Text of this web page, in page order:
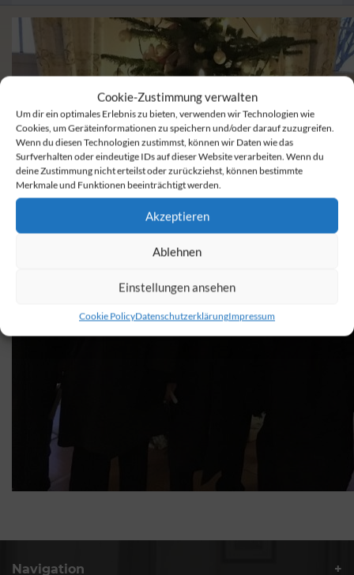
Cookie-Zustimmung verwalten
Um dir ein optimales Erlebnis zu bieten, verwenden wir Technologien wie
Cookies, um Geräteinformationen zu speichern und/oder darauf zuzugreifen.
Wenn du diesen Technologien zustimmst, können wir Daten wie das
Surfverhalten oder eindeutige IDs auf dieser Website verarbeiten. Wenn du
deine Zustimmung nicht erteilst oder zurückziehst, können bestimmte
Merkmale und Funktionen beeinträchtigt werden.
Akzeptieren
Ablehnen
Einstellungen ansehen
Cookie PolicyDatenschutzerklärungImpressum
Navigation